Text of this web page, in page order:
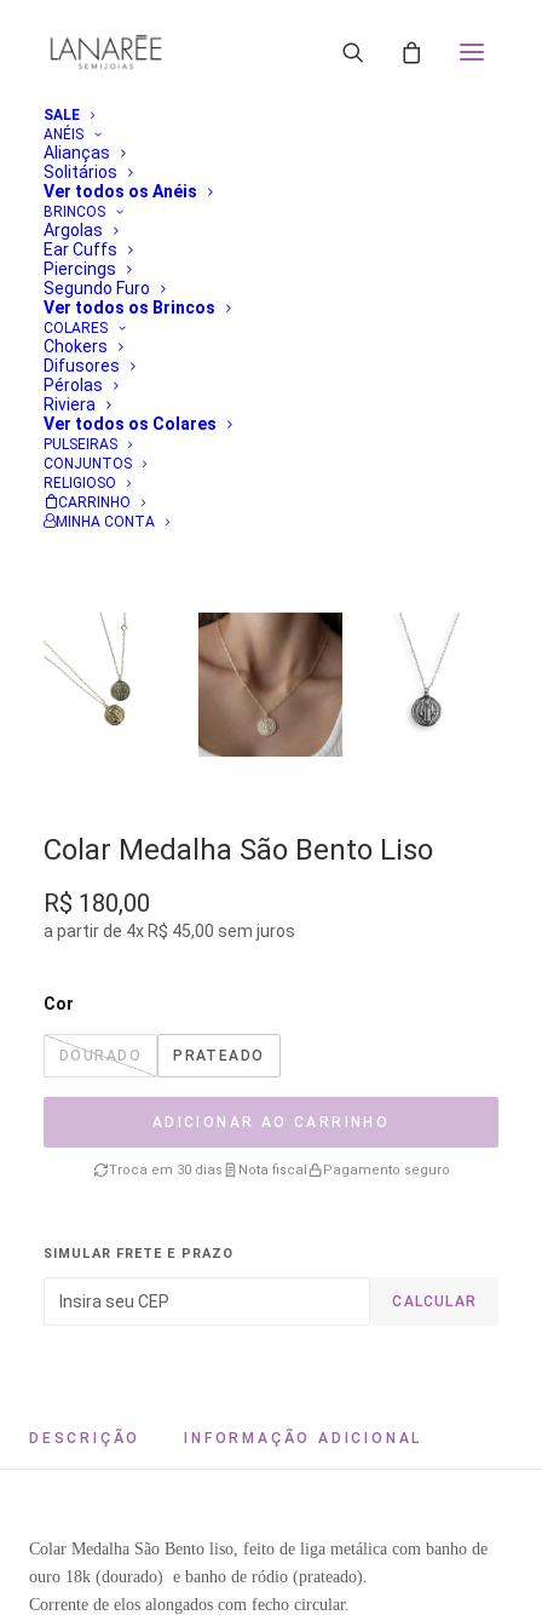
SALE
ANÉIS
Alianças
Solitários
Ver todos os Anéis
BRINCOS
Argolas
Ear Cuffs
Piercings
Segundo Furo
Ver todos os Brincos
COLARES
Chokers
Difusores
Pérolas
Riviera
Ver todos os Colares
PULSEIRAS
CONJUNTOS
RELIGIOSO
CARRINHO
MINHA CONTA
Colar Medalha São Bento Liso
R$ 180,00
a partir de 4x R$ 45,00 sem juros
Cor
DOURADO PRATEADO
ADICIONAR AO CARRINHO
Troca em 30 dias Nota fiscal Pagamento seguro
SIMULAR FRETE E PRAZO
CALCULAR
DESCRIÇÃO INFORMAÇÃO ADICIONAL
Colar Medalha São Bento liso, feito de liga metálica com banho de
ouro 18k (dourado) e banho de ródio (prateado).
Corrente de elos alongados com fecho circular.